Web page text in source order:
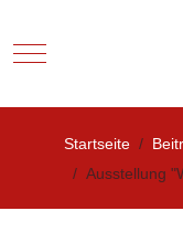
Mobile Menu Toggle
Startseite
Ausstellung